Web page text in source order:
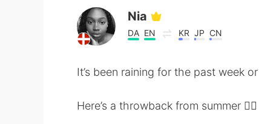
Nia
DA EN KR JP CN
It’s been raining for the past week
Here’s a throwback from summer 😮‍💨